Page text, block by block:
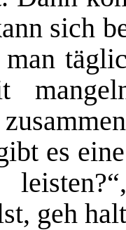
sich
es
geh